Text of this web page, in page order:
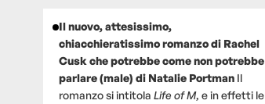
Il nuovo, attesissimo,
chiacchieratissimo romanzo di Rachel
Cusk che potrebbe come non potrebbe
parlare (male) di Natalie Portman Il
romanzo si intitola Life of M, e in effetti le